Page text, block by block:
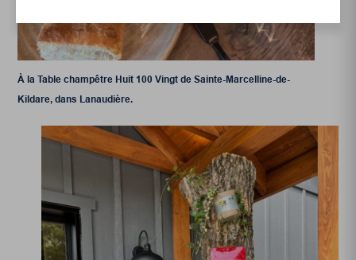
À la Table champêtre Huit 100 Vingt de Sainte-Marcelline-de-
Kildare, dans Lanaudière.